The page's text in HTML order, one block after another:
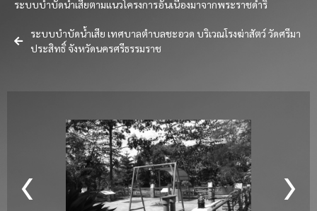
ระบบบำบัดน้ำเสียตามแนวโครงการอันเนื่องมาจากพระราชดำริ
ระบบบำบัดน้ำเสีย เทศบาลตำบลชะอวด บริเวณโรงฆ่าสัตว์ วัดศรีมา
ประสิทธิ์ จังหวัดนครศรีธรรมราช